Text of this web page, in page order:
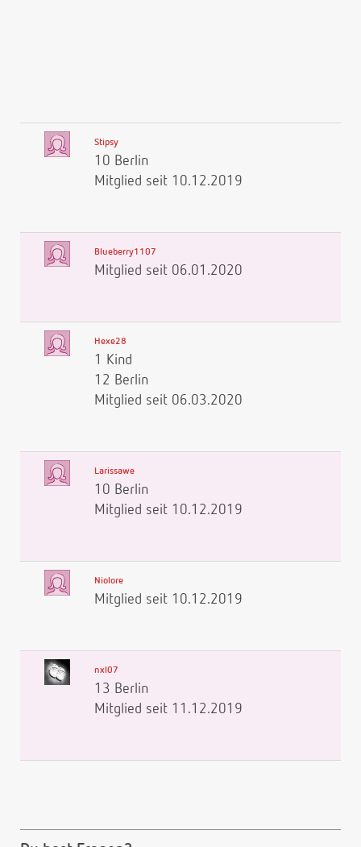
Stipsy
10 Berlin
Mitglied seit 10.12.2019
Blueberry1107
Mitglied seit 06.01.2020
Hexe28
1 Kind
12 Berlin
Mitglied seit 06.03.2020
Larissawe
10 Berlin
Mitglied seit 10.12.2019
Niolore
Mitglied seit 10.12.2019
nxl07
13 Berlin
Mitglied seit 11.12.2019